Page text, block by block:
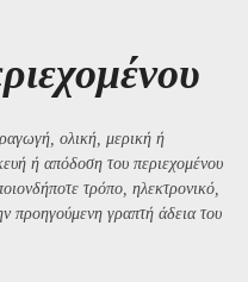
ολική, μερική ή
ή απόδοση του περιεχομένου
τρόπο, ηλεκτρονικό,
προηγούμενη γραπτή άδεια του